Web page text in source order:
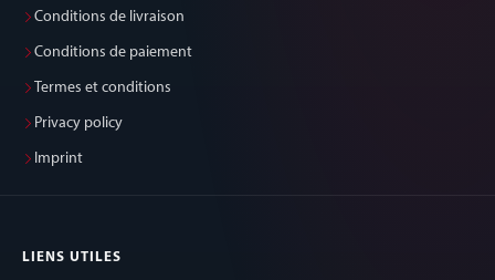
Conditions de livraison
Conditions de paiement
Termes et conditions
Privacy policy
Imprint
LIENS UTILES